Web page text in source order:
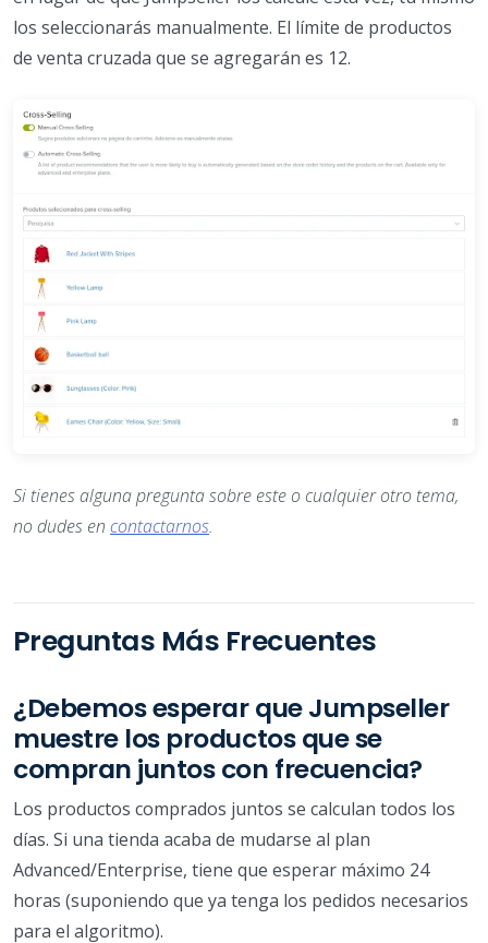
los seleccionarás manualmente. El límite de productos
de venta cruzada que se agregarán es 12.
Si tienes alguna pregunta sobre este o cualquier otro tema,
no dudes en contactarnos.
Preguntas Más Frecuentes
¿Debemos esperar que Jumpseller
muestre los productos que se
compran juntos con frecuencia?
Los productos comprados juntos se calculan todos los
días. Si una tienda acaba de mudarse al plan
Advanced/Enterprise, tiene que esperar máximo 24
horas (suponiendo que ya tenga los pedidos necesarios
para el algoritmo).